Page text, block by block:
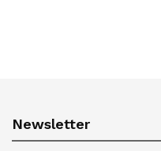
Newsletter